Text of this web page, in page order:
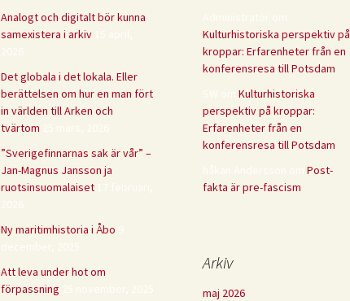
Analogt och digitalt bör kunna
samexistera i arkiv 15 april,
2026
Det globala i det lokala. Eller
berättelsen om hur en man fört
in världen till Arken och
tvärtom
25 mars, 2026
”Sverigefinnarnas sak är vår” –
Jan-Magnus Jansson ja
ruotsinsuomalaiset 17 februari,
2026
Ny maritimhistoria i Åbo 9
december, 2025
Att leva under hot om
förpassning
25 november, 2025
Administratör om
Kulturhistoriska perspektiv på
kroppar: Erfarenheter från en
konferensresa till Potsdam
SW om Kulturhistoriska
perspektiv på kroppar:
Erfarenheter från en
konferensresa till Potsdam
håkan Andersson om Post-
fakta är pre-fascism
Arkiv
maj 2026